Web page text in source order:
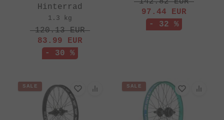
Hinterrad
1.3 kg
120.13EUR
83.99 EUR
- 30 %
97.44 EUR
- 32 %
SALE SALE